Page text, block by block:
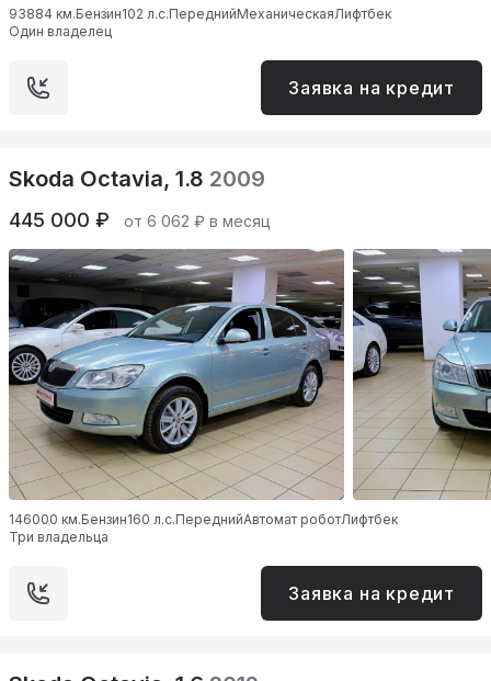
93884 км.Бензин102 л.с.ПереднийМеханическаяЛифтбек
Один владелец
Заявка на кредит
Skoda Octavia, 1.8 2009
445 000 ₽ от 6 062 ₽ в месяц
146000 км.Бензин160 л.с.ПереднийАвтомат роботЛифтбек
Три владельца
Заявка на кредит